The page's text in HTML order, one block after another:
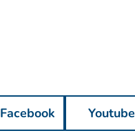
Facebook Youtube